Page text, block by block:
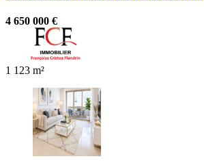
4 650 000 €
1 123 m²